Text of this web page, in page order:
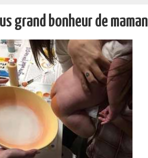
grand bonheur de maman